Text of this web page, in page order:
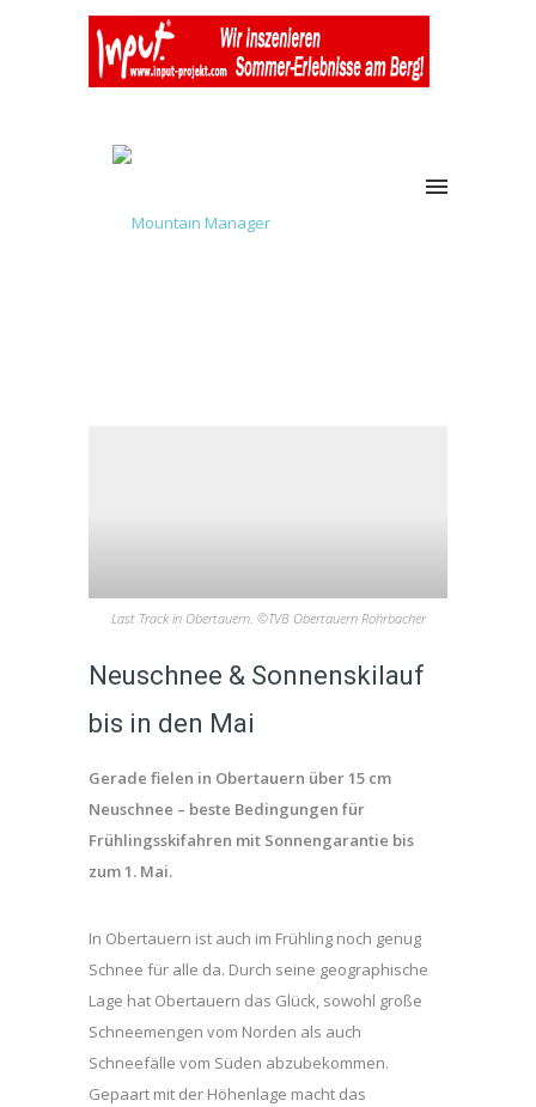
Last Track in Obertauern. ©TVB Obertauern Rohrbacher
Neuschnee & Sonnenskilauf
bis in den Mai
Gerade fielen in Obertauern über 15 cm
Neuschnee – beste Bedingungen für
Frühlingsskifahren mit Sonnengarantie bis
zum 1. Mai.
In Obertauern ist auch im Frühling noch genug
Schnee für alle da. Durch seine geographische
Lage hat Obertauern das Glück, sowohl große
Schneemengen vom Norden als auch
Schneefälle vom Süden abzubekommen.
Gepaart mit der Höhenlage macht das